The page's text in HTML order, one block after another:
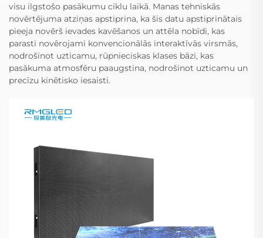
visu ilgstošo pasākumu ciklu laikā. Manas tehniskās
novērtējuma atziņas apstiprina, ka šis datu apstiprinātais
pieeja novērš ievades kavēšanos un attēla nobīdi, kas
parasti novērojami konvencionālās interaktīvās virsmās,
nodrošinot uzticamu, rūpnieciskas klases bāzi, kas
pasākuma atmosfēru paaugstina, nodrošinot uzticamu un
precīzu kinētisko iesaisti.